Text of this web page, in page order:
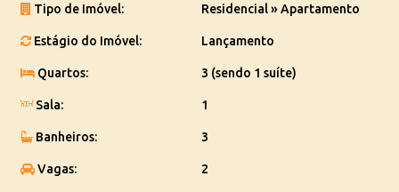
com piscina, salão de festas, salão de jogos e muito mais.
Tipo de Imóvel: Residencial»Apartamento
Estágio do Imóvel: Lançamento
Quartos: 3 (sendo 1 suíte)
Sala: 1
Banheiros: 3
Vagas: 2